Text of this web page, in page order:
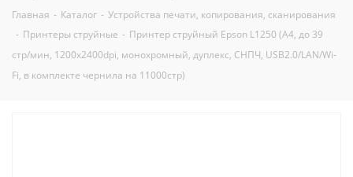
Главная - Каталог - Устройства печати, копирования, сканирования
- Принтеры струйные - Принтер струйный Epson L1250 (A4, до 39
стр/мин, 1200x2400dpi, монохромный, дуплекс, СНПЧ, USB2.0/LAN/Wi-
Fi, в комплекте чернила на 11000стр)